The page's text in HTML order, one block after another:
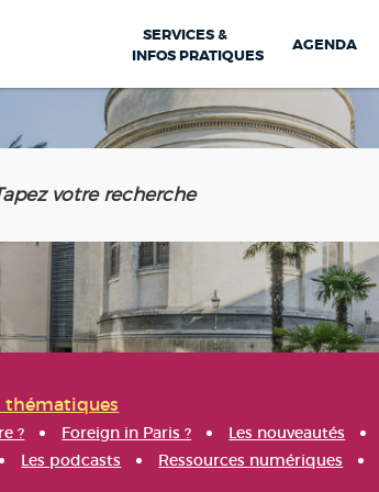
SERVICES &
INFOS PRATIQUES
AGENDA
thématiques
? Foreign in Paris ? Les nouveautés
Les podcasts Ressources numériques